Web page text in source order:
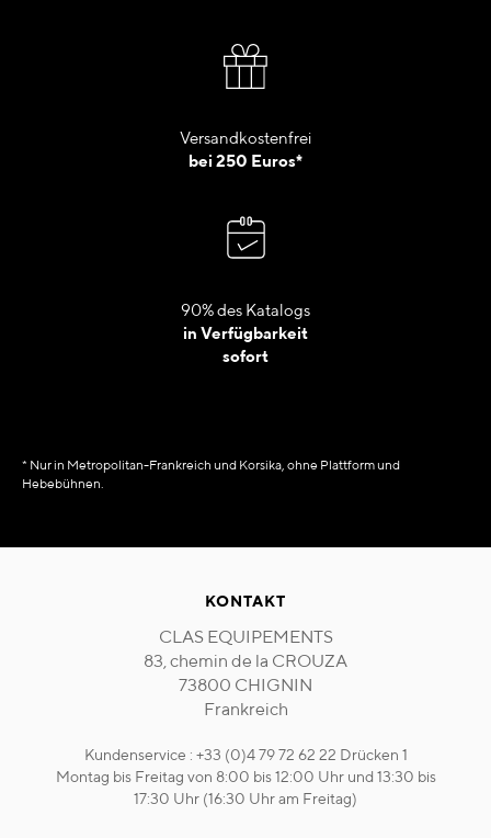
Versandkostenfrei
bei 250 Euros*
90% des Katalogs
in Verfügbarkeit
sofort
* Nur in Metropolitan-Frankreich und Korsika, ohne Plattform und
Hebebühnen.
KONTAKT
CLAS EQUIPEMENTS
83, chemin de la CROUZA
73800 CHIGNIN
Frankreich
Kundenservice : +33 (0)4 79 72 62 22 Drücken 1
Montag bis Freitag von 8:00 bis 12:00 Uhr und 13:30 bis
17:30 Uhr (16:30 Uhr am Freitag)